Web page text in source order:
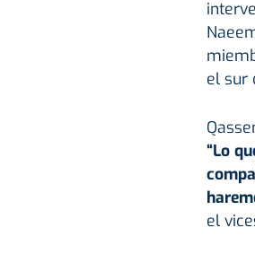
el sur
“Lo
el